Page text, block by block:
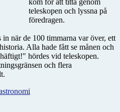
teleskopen och lyssna på
föredragen.
när de 100 timmarna var över, ett
Alla hade fått se månen och
hördes vid teleskopen.
och flera